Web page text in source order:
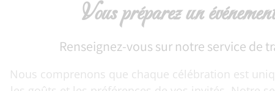
Vous préparez un
Renseignez-vous sur notre service de
Nous comprenons que chaque célébration est